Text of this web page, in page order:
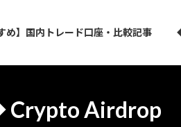
め】国内トレード口座・比較記事
Airdrop